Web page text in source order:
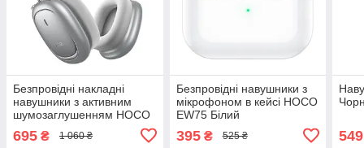
Безпровідні накладні
навушники з активним
шумозаглушенням HOCO
W68 ANC, App, 45 годин,
400mAh Сірий
695 ₴ 1 060 ₴
Безпровідні навушники з
мікрофоном в кейсі HOCO
EW75 Білий
395₴ 525 ₴ 549